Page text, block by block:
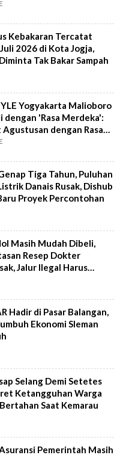
Kebakaran Tercatat
2026 di Kota Jogja,
Tak Bakar Sampah
Yogyakarta Malioboro
dengan 'Rasa Merdeka':
Agustusan dengan Rasa
Tiga Tahun, Puluhan
Danais Rusak, Dishub
Proyek Percontohan
Masih Mudah Dibeli,
Resep Dokter
Jalur Ilegal Harus
Hadir di Pasar Balangan,
Ekonomi Sleman
Selang Demi Setetes
Ketangguhan Warga
Saat Kemarau
Pemerintah Masih